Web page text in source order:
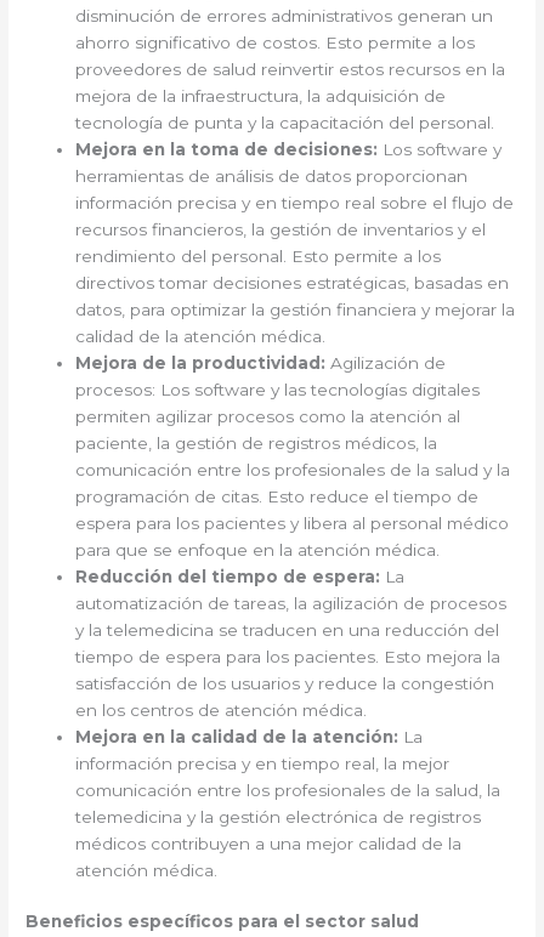
disminución de errores administrativos generan un
ahorro significativo de costos. Esto permite a los
proveedores de salud reinvertir estos recursos en la
mejora de la infraestructura, la adquisición de
tecnología de punta y la capacitación del personal.
Mejora en la toma de decisiones: Los software y
herramientas de análisis de datos proporcionan
información precisa y en tiempo real sobre el flujo de
recursos financieros, la gestión de inventarios y el
rendimiento del personal. Esto permite a los
directivos tomar decisiones estratégicas, basadas en
datos, para optimizar la gestión financiera y mejorar la
calidad de la atención médica.
Mejora de la productividad:Agilización de
procesos: Los software y las tecnologías digitales
permiten agilizar procesos como la atención al
paciente, la gestión de registros médicos, la
comunicación entre los profesionales de la salud y la
programación de citas. Esto reduce el tiempo de
espera para los pacientes y libera al personal médico
para que se enfoque en la atención médica.
Reducción del tiempo de espera: La
automatización de tareas, la agilización de procesos
y la telemedicina se traducen en una reducción del
tiempo de espera para los pacientes. Esto mejora la
satisfacción de los usuarios y reduce la congestión
en los centros de atención médica.
Mejora en la calidad de la atención: La
información precisa y en tiempo real, la mejor
comunicación entre los profesionales de la salud, la
telemedicina y la gestión electrónica de registros
médicos contribuyen a una mejor calidad de la
atención médica.
Beneficios específicos para el sector salud